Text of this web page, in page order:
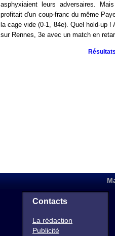
asphyxiaient leurs adversaires.
profitait d'un coup-franc du même
la cage vide (0-1, 84e). Quel hold-up
sur Rennes, 3e avec un match en
Contacts
La rédaction
Publicité